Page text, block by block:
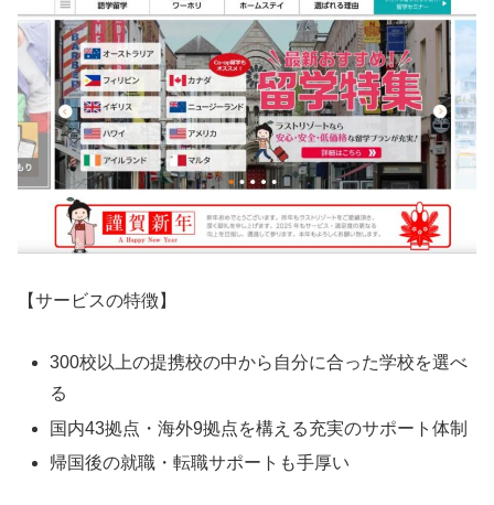
【サービスの特徴】
300校以上の提携校の中から自分に合った学校を選べ
る
国内43拠点・海外9拠点を構える充実のサポート体制
帰国後の就職・転職サポートも手厚い